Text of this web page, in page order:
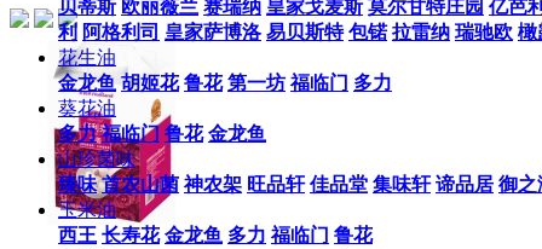
贝蒂斯 欧丽薇兰 赛瑞纳 皇家戈麦斯 莫尔甘特庄园 亿芭
利 阿格利司 皇家萨博洛 易贝斯特 包锘 拉雷纳 瑞驰欧 橄
花生油
金龙鱼 胡姬花 鲁花 第一坊 福临门 多力
葵花油
多力 福临门 鲁花 金龙鱼
山珍菌味
臻味 首农山菌 神农架 旺品轩 佳品堂 集味轩 谛品居 御之
玉米油
西王 长寿花 金龙鱼 多力 福临门 鲁花